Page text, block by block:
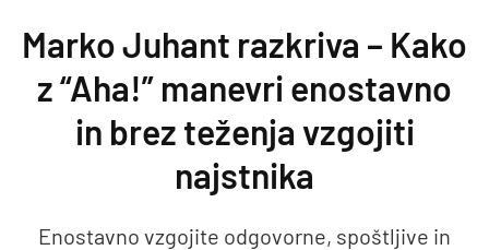
Preskoči na vsebino
Marko Juhant razkriva – Kako
z “Aha!” manevri enostavno
in brez teženja vzgojiti
najstnika
Enostavno vzgojite odgovorne, spoštljive in